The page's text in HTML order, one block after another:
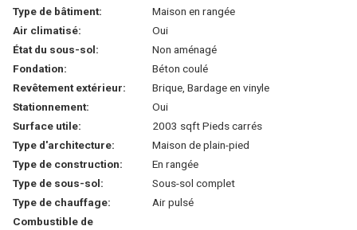
Type de bâtiment:
Maison en rangée
Air climatisé:
Oui
État du sous-sol:
Non aménagé
Fondation:
Béton coulé
Revêtement extérieur:
Brique, Bardage en vinyle
Stationnement:
Oui
Surface utile:
2003 sqft Pieds carrés
Type d'architecture:
Maison de plain-pied
Type de construction:
En rangée
Type de sous-sol:
Sous-sol complet
Type de chauffage:
Air pulsé
Combustible de